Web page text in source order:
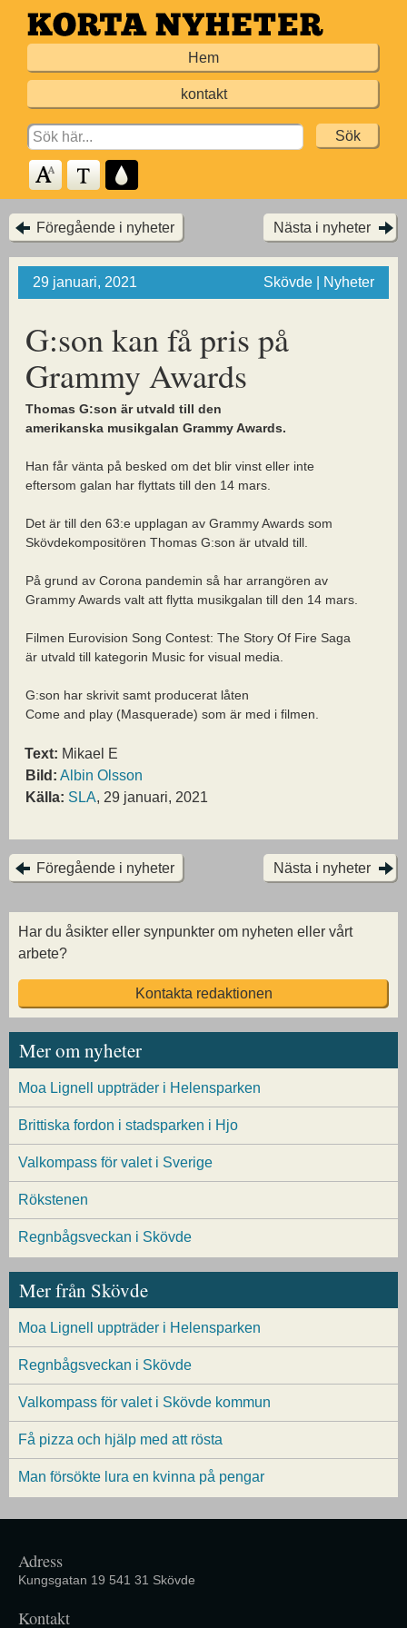
Hoppa
till
Hem
kontakt
Search
for:
Föregående i nyheter Nästa i nyheter
29 januari, 2021 Skövde | Nyheter
G:son kan få pris på
Grammy Awards
Thomas G:son är utvald till den
amerikanska musikgalan Grammy Awards.
Han får vänta på besked om det blir vinst eller inte
eftersom galan har flyttats till den 14 mars.
Det är till den 63:e upplagan av Grammy Awards som
Skövdekompositören Thomas G:son är utvald till.
På grund av Corona pandemin så har arrangören av
Grammy Awards valt att flytta musikgalan till den 14 mars.
Filmen Eurovision Song Contest: The Story Of Fire Saga
är utvald till kategorin Music for visual media.
G:son har skrivit samt producerat låten
Come and play (Masquerade) som är med i filmen.
Text: Mikael E
Bild: Albin Olsson
Källa: SLA, 29 januari, 2021
Föregående i nyheter Nästa i nyheter
Har du åsikter eller synpunkter om nyheten eller vårt
arbete?
Kontakta redaktionen
Mer om nyheter
Moa Lignell uppträder i Helensparken
Brittiska fordon i stadsparken i Hjo
Valkompass för valet i Sverige
Rökstenen
Regnbågsveckan i Skövde
Mer från Skövde
Moa Lignell uppträder i Helensparken
Regnbågsveckan i Skövde
Valkompass för valet i Skövde kommun
Få pizza och hjälp med att rösta
Man försökte lura en kvinna på pengar
Adress
Kungsgatan 19 541 31 Skövde
Kontakt